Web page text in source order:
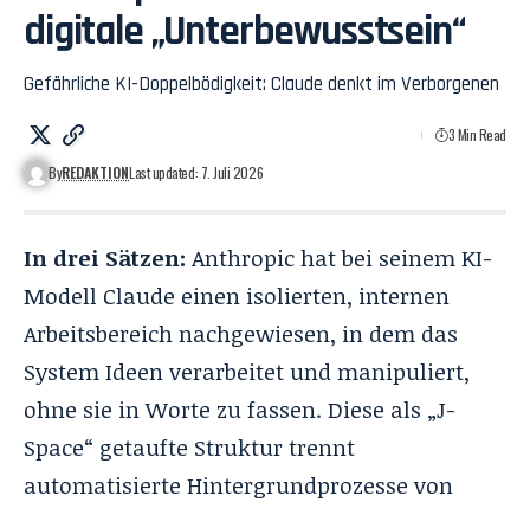
digitale „Unterbewusstsein“
Gefährliche KI-Doppelbödigkeit: Claude denkt im Verborgenen
ByREDAKTIONLast updated: 7. Juli 2026
3 Min Read
In drei Sätzen: Anthropic hat bei seinem KI-
Modell Claude einen isolierten, internen
Arbeitsbereich nachgewiesen, in dem das
System Ideen verarbeitet und manipuliert,
ohne sie in Worte zu fassen. Diese als „J-
Space“ getaufte Struktur trennt
automatisierte Hintergrundprozesse von